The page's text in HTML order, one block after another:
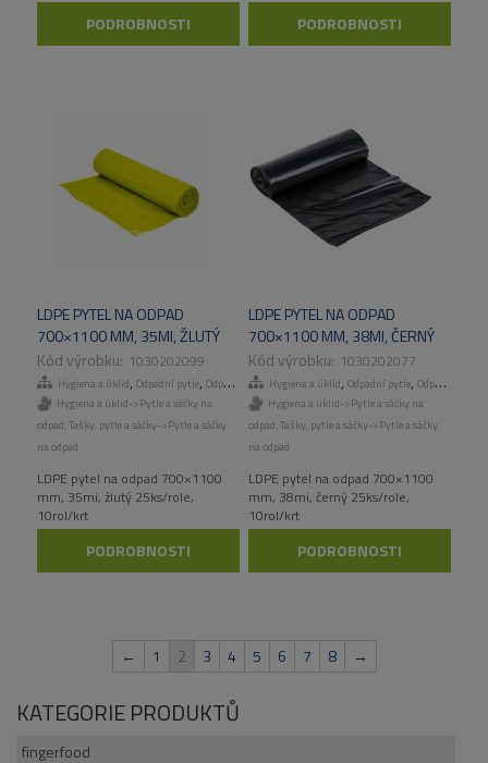
PODROBNOSTI PODROBNOSTI
LDPE PYTEL NA ODPAD
700×1100 MM, 35MI, ŽLUTÝ
25KS/ROLE, 10ROL/KART
1030202099
Hygiena a úklid, Odpadní pytle, Odpadní pytle ,Tašky, pytle a sáčky
Hygiena a úklid->Pytle a sáčky na
odpad Tašky, pytle a sáčky->Pytle a sáčky
na odpad
LDPE pytel na odpad 700×1100
mm, 35mi, žlutý 25ks/role,
10rol/krt
PODROBNOSTI
LDPE PYTEL NA ODPAD
700×1100 MM, 38MI, ČERNÝ
25KS/ROLE, 10ROL/KART
1030202077
Hygiena a úklid, Odpadní pytle, Odpadní pytle
Hygiena a úklid->Pytle a sáčky na
odpad Tašky, pytle a sáčky->Pytle a sáčky
na odpad
LDPE pytel na odpad 700×1100
mm, 38mi, černý 25ks/role,
10rol/krt
PODROBNOSTI
← 1 2 3 4 5 6 7 8 →
KATEGORIE PRODUKTŮ
fingerfood